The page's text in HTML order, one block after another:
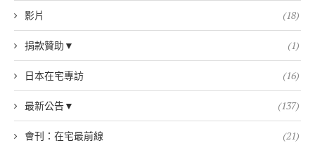
影片 (18)
捐款贊助▼ (1)
日本在宅專訪 (16)
最新公告▼ (137)
會刊：在宅最前線 (21)